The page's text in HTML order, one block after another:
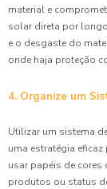
material e
solar direta por
e o desgaste do
onde haja proteção
4. Organize um
Utilizar um sistema
uma estratégia
usar papéis de cores
produtos ou status